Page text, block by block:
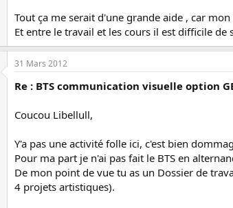
Tout ça me serait d'une grande aide , car
Et entre le travail et les cours il est difficile de
31 Mars 2012
Re : BTS communication visuelle option
Coucou Libellull,
Y'a pas une activité folle ici, c'est bien
Pour ma part je n'ai pas fait le BTS en
De mon point de vue tu as un Dossier de
4 projets artistiques).